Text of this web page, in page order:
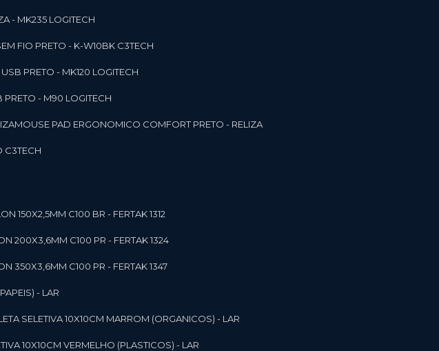
- MK235 LOGITECH
FIO PRETO - K-W10BK C3TECH
USB PRETO - MK120 LOGITECH
PRETO - M90 LOGITECH
MOUSE PAD ERGONOMICO COMFORT PRETO - RELIZA
C3TECH
150X2,5MM C100 BR - FERTAK 1312
200X3,6MM C100 PR - FERTAK 1324
350X3,6MM C100 PR - FERTAK 1347
- LAR
SELETIVA 10X10CM MARROM (ORGANICOS) - LAR
10X10CM VERMELHO (PLASTICOS) - LAR